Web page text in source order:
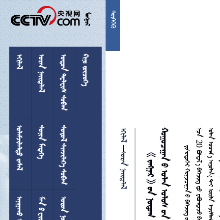


 
 
 
 
  
  
 


 